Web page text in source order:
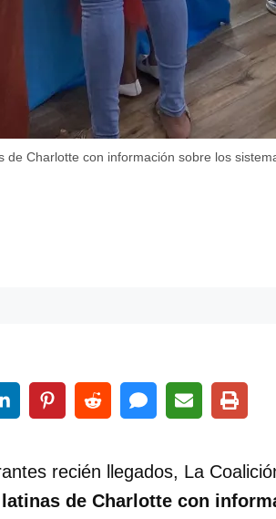
Charlotte con información sobre los
recién llegados, La
de Charlotte con